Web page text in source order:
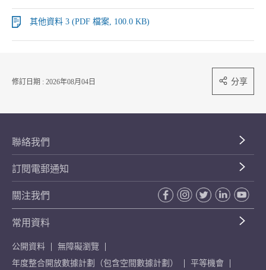
其他資料 3 (PDF 檔案, 100.0 KB)
修訂日期 : 2026年08月04日 分享
聯絡我們
訂閱電郵通知
關注我們
常用資料
公開資料
無障礙瀏覽
年度整合開放數據計劃（包含空間數據計劃）
平等機會